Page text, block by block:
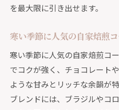
を最大限に引き出せます。
寒い季節に人気の自家焙煎
寒い季節に人気の自家焙煎コ
でコクが強く、チョコレート
ような甘みとリッチな余韻が
ブレンドには、ブラジルやコ